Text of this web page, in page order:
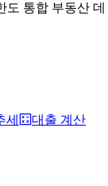
도 통합 부동산 데
세
대출 계산